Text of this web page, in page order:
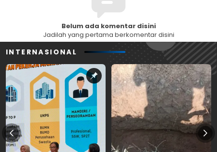
Belum ada komentar disini
Jadilah yang pertama berkomentar disini
INTERNASIONAL